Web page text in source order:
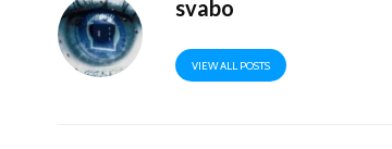
svabo
VIEW ALL POSTS